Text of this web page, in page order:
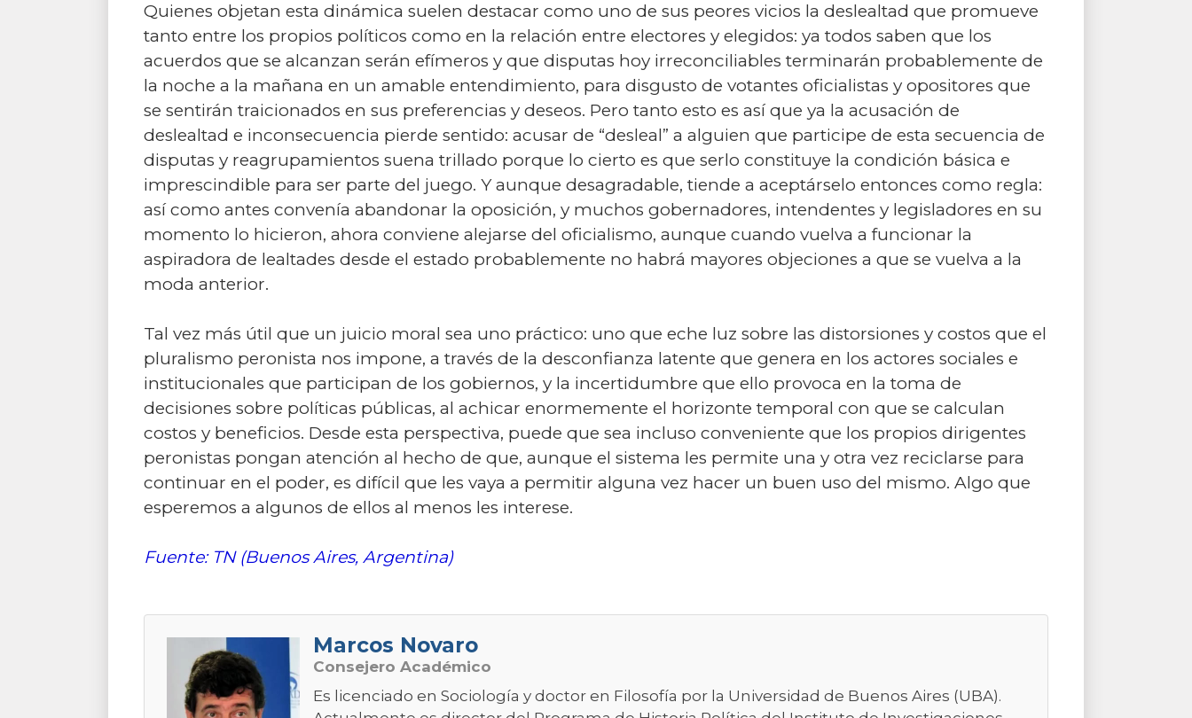
Quienes objetan esta dinámica suelen destacar como uno de sus peores vicios la deslealtad que promueve
tanto entre los propios políticos como en la relación entre electores y elegidos: ya todos saben que los
acuerdos que se alcanzan serán efímeros y que disputas hoy irreconciliables terminarán probablemente de
la noche a la mañana en un amable entendimiento, para disgusto de votantes oficialistas y opositores que
se sentirán traicionados en sus preferencias y deseos. Pero tanto esto es así que ya la acusación de
deslealtad e inconsecuencia pierde sentido: acusar de “desleal” a alguien que participe de esta secuencia de
disputas y reagrupamientos suena trillado porque lo cierto es que serlo constituye la condición básica e
imprescindible para ser parte del juego. Y aunque desagradable, tiende a aceptárselo entonces como regla:
así como antes convenía abandonar la oposición, y muchos gobernadores, intendentes y legisladores en su
momento lo hicieron, ahora conviene alejarse del oficialismo, aunque cuando vuelva a funcionar la
aspiradora de lealtades desde el estado probablemente no habrá mayores objeciones a que se vuelva a la
moda anterior.
Tal vez más útil que un juicio moral sea uno práctico: uno que eche luz sobre las distorsiones y costos que el
pluralismo peronista nos impone, a través de la desconfianza latente que genera en los actores sociales e
institucionales que participan de los gobiernos, y la incertidumbre que ello provoca en la toma de
decisiones sobre políticas públicas, al achicar enormemente el horizonte temporal con que se calculan
costos y beneficios. Desde esta perspectiva, puede que sea incluso conveniente que los propios dirigentes
peronistas pongan atención al hecho de que, aunque el sistema les permite una y otra vez reciclarse para
continuar en el poder, es difícil que les vaya a permitir alguna vez hacer un buen uso del mismo. Algo que
esperemos a algunos de ellos al menos les interese.
Fuente: TN (Buenos Aires, Argentina)
Marcos Novaro
Consejero Académico
Es licenciado en Sociología y doctor en Filosofía por la Universidad de Buenos Aires (UBA).